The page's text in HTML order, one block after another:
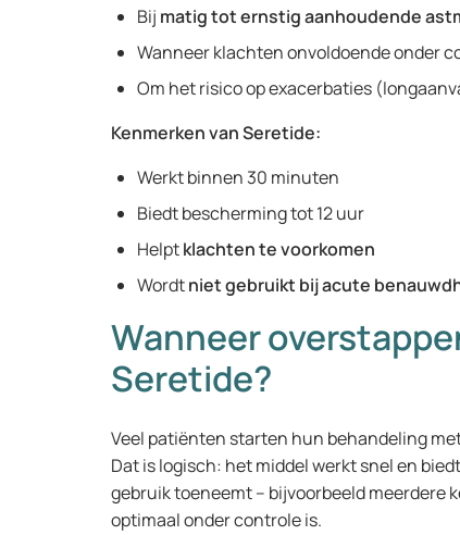
Bij matig tot ernstig aanhoudende
Wanneer klachten onvoldoende onder
Om het risico op exacerbaties
Kenmerken van Seretide:
Werkt binnen 30 minuten
Biedt bescherming tot 12 uur
Helptklachten te voorkomen
Wordtniet gebruikt bij acute
Wanneer
Seretide?
Veel patiënten starten hun behandeling
Dat is logisch: het middel werkt snel en
gebruik toeneemt – bijvoorbeeld meerdere
optimaal onder controle is.